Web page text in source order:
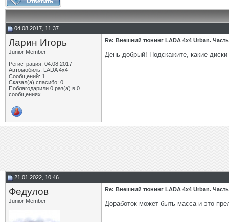
04.08.2017, 11:37
Ларин Игорь
Junior Member
Регистрация: 04.08.2017
Автомобиль: LADA 4x4
Сообщений: 1
Сказал(а) спасибо: 0
Поблагодарили 0 раз(а) в 0
сообщениях
Re: Внешний тюнинг LADA 4x4 Urban.
День добрый! Подскажите, какие
21.01.2022, 10:46
Федулов
Junior Member
Re: Внешний тюнинг LADA 4x4 Urban.
Доработок может быть масса и это